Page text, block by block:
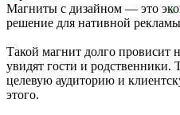
Магниты с дизайном — это
решение для нативной
Такой магнит долго провисит
увидят гости и
целевую аудиторию и
этого.